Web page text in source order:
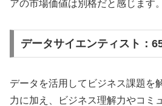
アの市場価値は別格だと感じます。
データサイエンティスト：
データを活用してビジネス課題を
力に加え、ビジネス理解力やコミ